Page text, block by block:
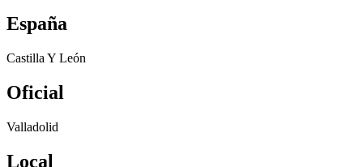
España
Castilla Y León
Oficial
Valladolid
Local